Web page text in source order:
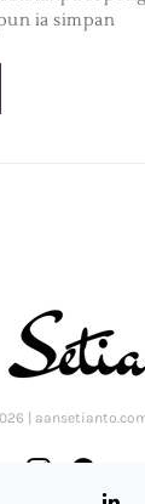
ia simpan
|